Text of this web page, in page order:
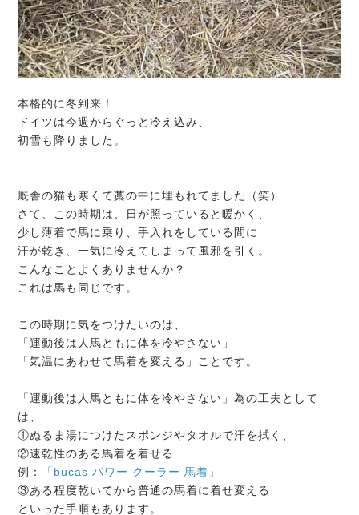
本格的に冬到来！
ドイツは今週からぐっと冷え込み、
初雪も降りました。
厩舎の猫も寒くて藁の中に埋もれてました（笑）
さて、この時期は、日が照っていると暖かく、
少し薄着で馬に乗り、手入れをしている間に
汗が乾き、一気に冷えてしまって風邪を引く。
こんなことよくありませんか？
これは馬も同じです。
この時期に気をつけたいのは、
「運動後は人馬ともに体を冷やさない」
「気温にあわせて馬着を変える」ことです。
「運動後は人馬ともに体を冷やさない」為の工夫として
は、
①ぬるま湯につけたスポンジやタオルで汗を拭く、
②速乾性のある馬着を着せる
例：
「bucas パワー クーラー 馬着」
③ある程度乾いてから普通の馬着に着せ変える
といった手順もあります。